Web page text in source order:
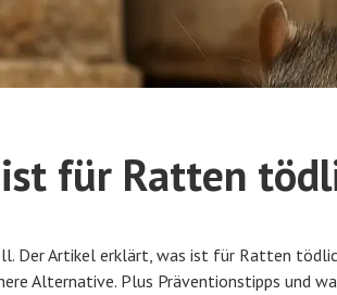
für Ratten
Der Artikel erklärt, was ist für Ratten
Alternative. Plus Präventionstipps und